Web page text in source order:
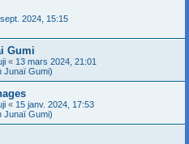
2024, 15:15
Gumi
« 13 mars 2024, 21:01
Junaï Gumi)
« 15 janv. 2024, 17:53
Junaï Gumi)